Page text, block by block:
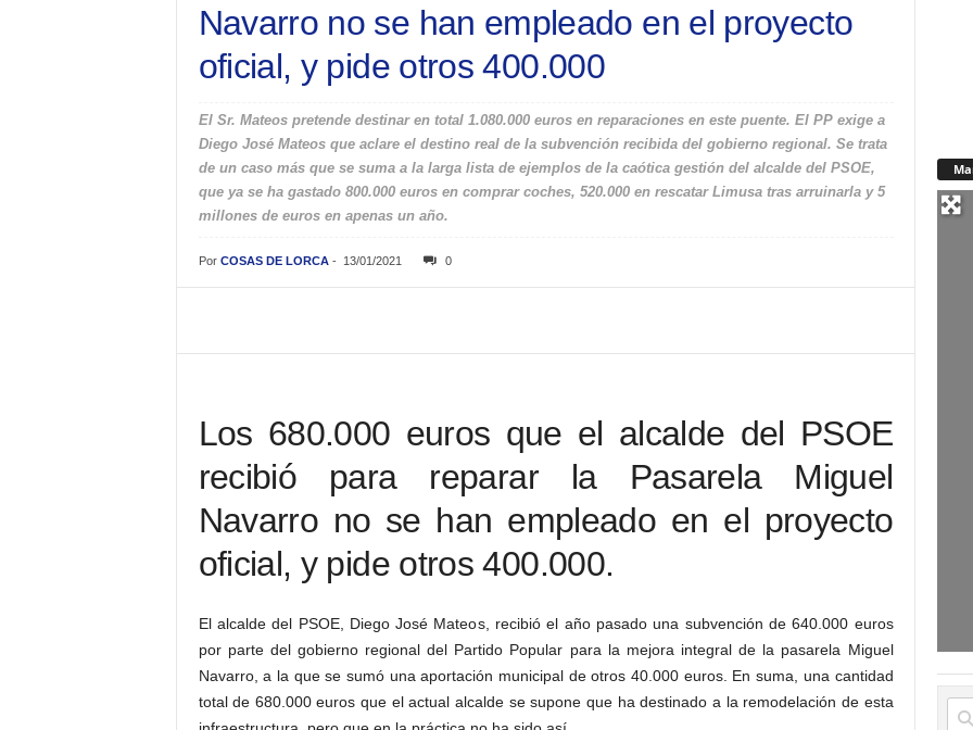
Navarro no se han empleado en el proyecto
oficial, y pide otros 400.000
El Sr. Mateos pretende destinar en total 1.080.000 euros en reparaciones en este puente. El PP exige a
Diego José Mateos que aclare el destino real de la subvención recibida del gobierno regional. Se trata
de un caso más que se suma a la larga lista de ejemplos de la caótica gestión del alcalde del PSOE,
que ya se ha gastado 800.000 euros en comprar coches, 520.000 en rescatar Limusa tras arruinarla y 5
millones de euros en apenas un año.
Por COSAS DE LORCA- 13/01/2021 0
Los 680.000 euros que el alcalde del PSOE
recibió para reparar la Pasarela Miguel
Navarro no se han empleado en el proyecto
oficial, y pide otros 400.000.
El alcalde del PSOE, Diego José Mateos, recibió el año pasado una subvención de 640.000 euros
por parte del gobierno regional del Partido Popular para la mejora integral de la pasarela Miguel
Navarro, a la que se sumó una aportación municipal de otros 40.000 euros. En suma, una cantidad
total de 680.000 euros que el actual alcalde se supone que ha destinado a la remodelación de esta